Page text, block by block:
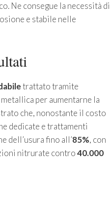
Ne consegue la necessità di
e stabile nelle
trattato tramite
per aumentarne la
che, nonostante il costo
dedicate e trattamenti
dell’usura fino all’85%, con
nitrurate contro40.000